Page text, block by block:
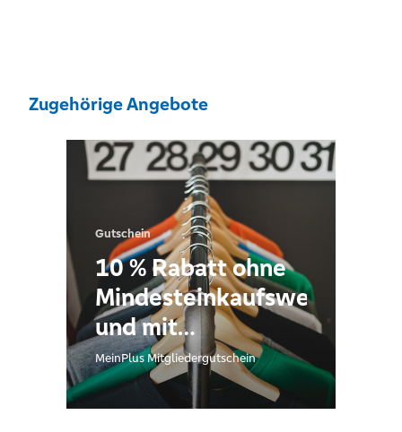
Zugehörige Angebote
Gutschein
10 % Rabatt ohne
Mindesteinkaufswert
und mit
versandkostenfreier
Lieferung
innerhalb
MeinPlus Mitgliedergutschein